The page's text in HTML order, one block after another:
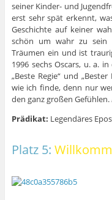
seiner Kinder- und
erst sehr spät erkennt,
Geschichte auf keiner
schön um wahr zu sein
Träumen ein und ist
1996 sechs Oscars, u. a.
„Beste Regie“ und
wie ich finde, denn nur
den ganz großen Gefühlen.
Prädikat: Legendäres
Platz 5: